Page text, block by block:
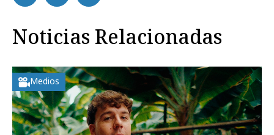
Noticias Relacionadas
Medios